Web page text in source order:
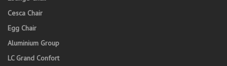
Cesca Chair
Egg Chair
Aluminium Group
LC Grand Confort